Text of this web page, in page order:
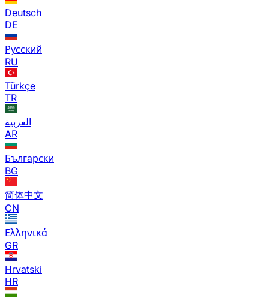
Deutsch
DE
Русский
RU
Türkçe
TR
العربية
AR
Български
BG
简体中文
CN
Ελληνικά
GR
Hrvatski
HR